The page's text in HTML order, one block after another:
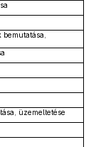
üzemeltetése